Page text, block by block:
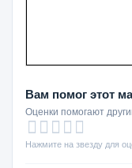
Вам помог этот
Оценки помогают
Нажмите на звезду для